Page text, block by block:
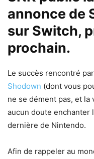
annonce de
sur Switch,
prochain.
Le succès rencontré
Shodown (dont vous
ne se dément pas, et la
aucun doute enchanter
dernière de Nintendo.
Afin de rappeler au